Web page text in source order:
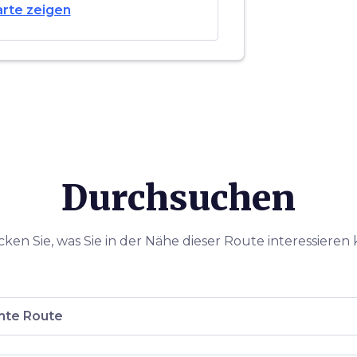
des
der
zeigen
Durchsuchen
Sie, was Sie in der Nähe dieser Route interessieren
Route